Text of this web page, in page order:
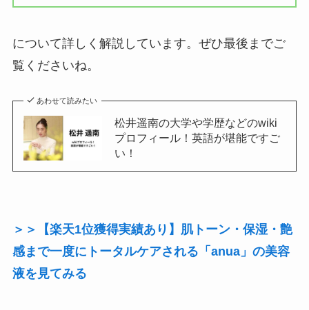
について詳しく解説しています。ぜひ最後までご
覧くださいね。
あわせて読みたい
松井遥南の大学や学歴などのwiki
プロフィール！英語が堪能ですご
い！
＞＞【楽天1位獲得実績あり】肌トーン・保湿・艶
感まで一度にトータルケアされる「anua」の美容
液を見てみる